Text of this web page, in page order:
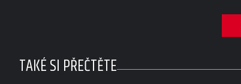
TAKÉ SI PŘEČTĚTE